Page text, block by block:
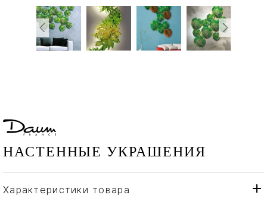
НАСТЕННЫЕ УКРАШЕНИЯ
Характеристики товара